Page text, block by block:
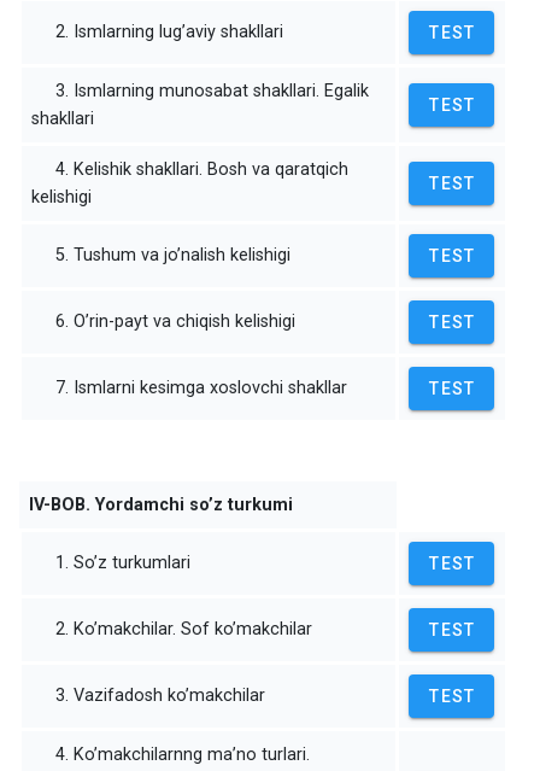
2. Ismlarning lug’aviy shakllari TEST
3. Ismlarning munosabat shakllari. Egalik
shakllari
TEST
4. Kelishik shakllari. Bosh va qaratqich
kelishigi
TEST
5. Tushum va jo’nalish kelishigi TEST
6. O’rin-payt va chiqish kelishigi TEST
7. Ismlarni kesimga xoslovchi shakllar TEST
IV-BOB. Yordamchi so’z turkumi
1. So’z turkumlari TEST
2. Ko’makchilar. Sof ko’makchilar TEST
3. Vazifadosh ko’makchilar TEST
4. Ko’makchilarnng ma’no turlari.